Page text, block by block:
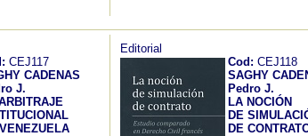
CEJ117
CADENAS
J.
Editorial
Cod: CEJ118
SAGHY
Pedro J.
LA NOCIÓN
DE
DE